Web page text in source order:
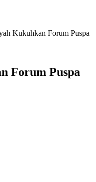
Kukuhkan Forum Puspa
Forum Puspa